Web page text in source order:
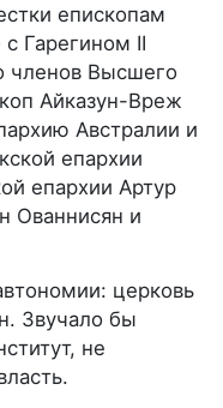
епископам
Гарегином II
членов Высшего
Айказун-Вреж
Австралии и
епархии
епархии Артур
Ованнисян и
церковь
Звучало бы
не